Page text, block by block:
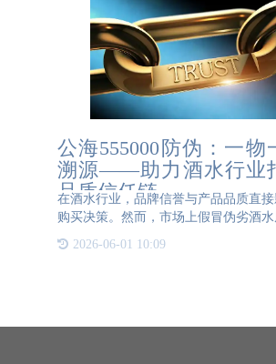
公海555000防伪：一物
溯源——助力酒水行业
品质信任链
在酒水行业，品牌信誉与产品品质直
购买决策。然而，市场上假冒伪劣酒水
战，公海555000防伪凭借先进的一物一
2026-06-01 10:09